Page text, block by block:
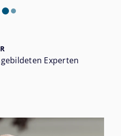
Experten